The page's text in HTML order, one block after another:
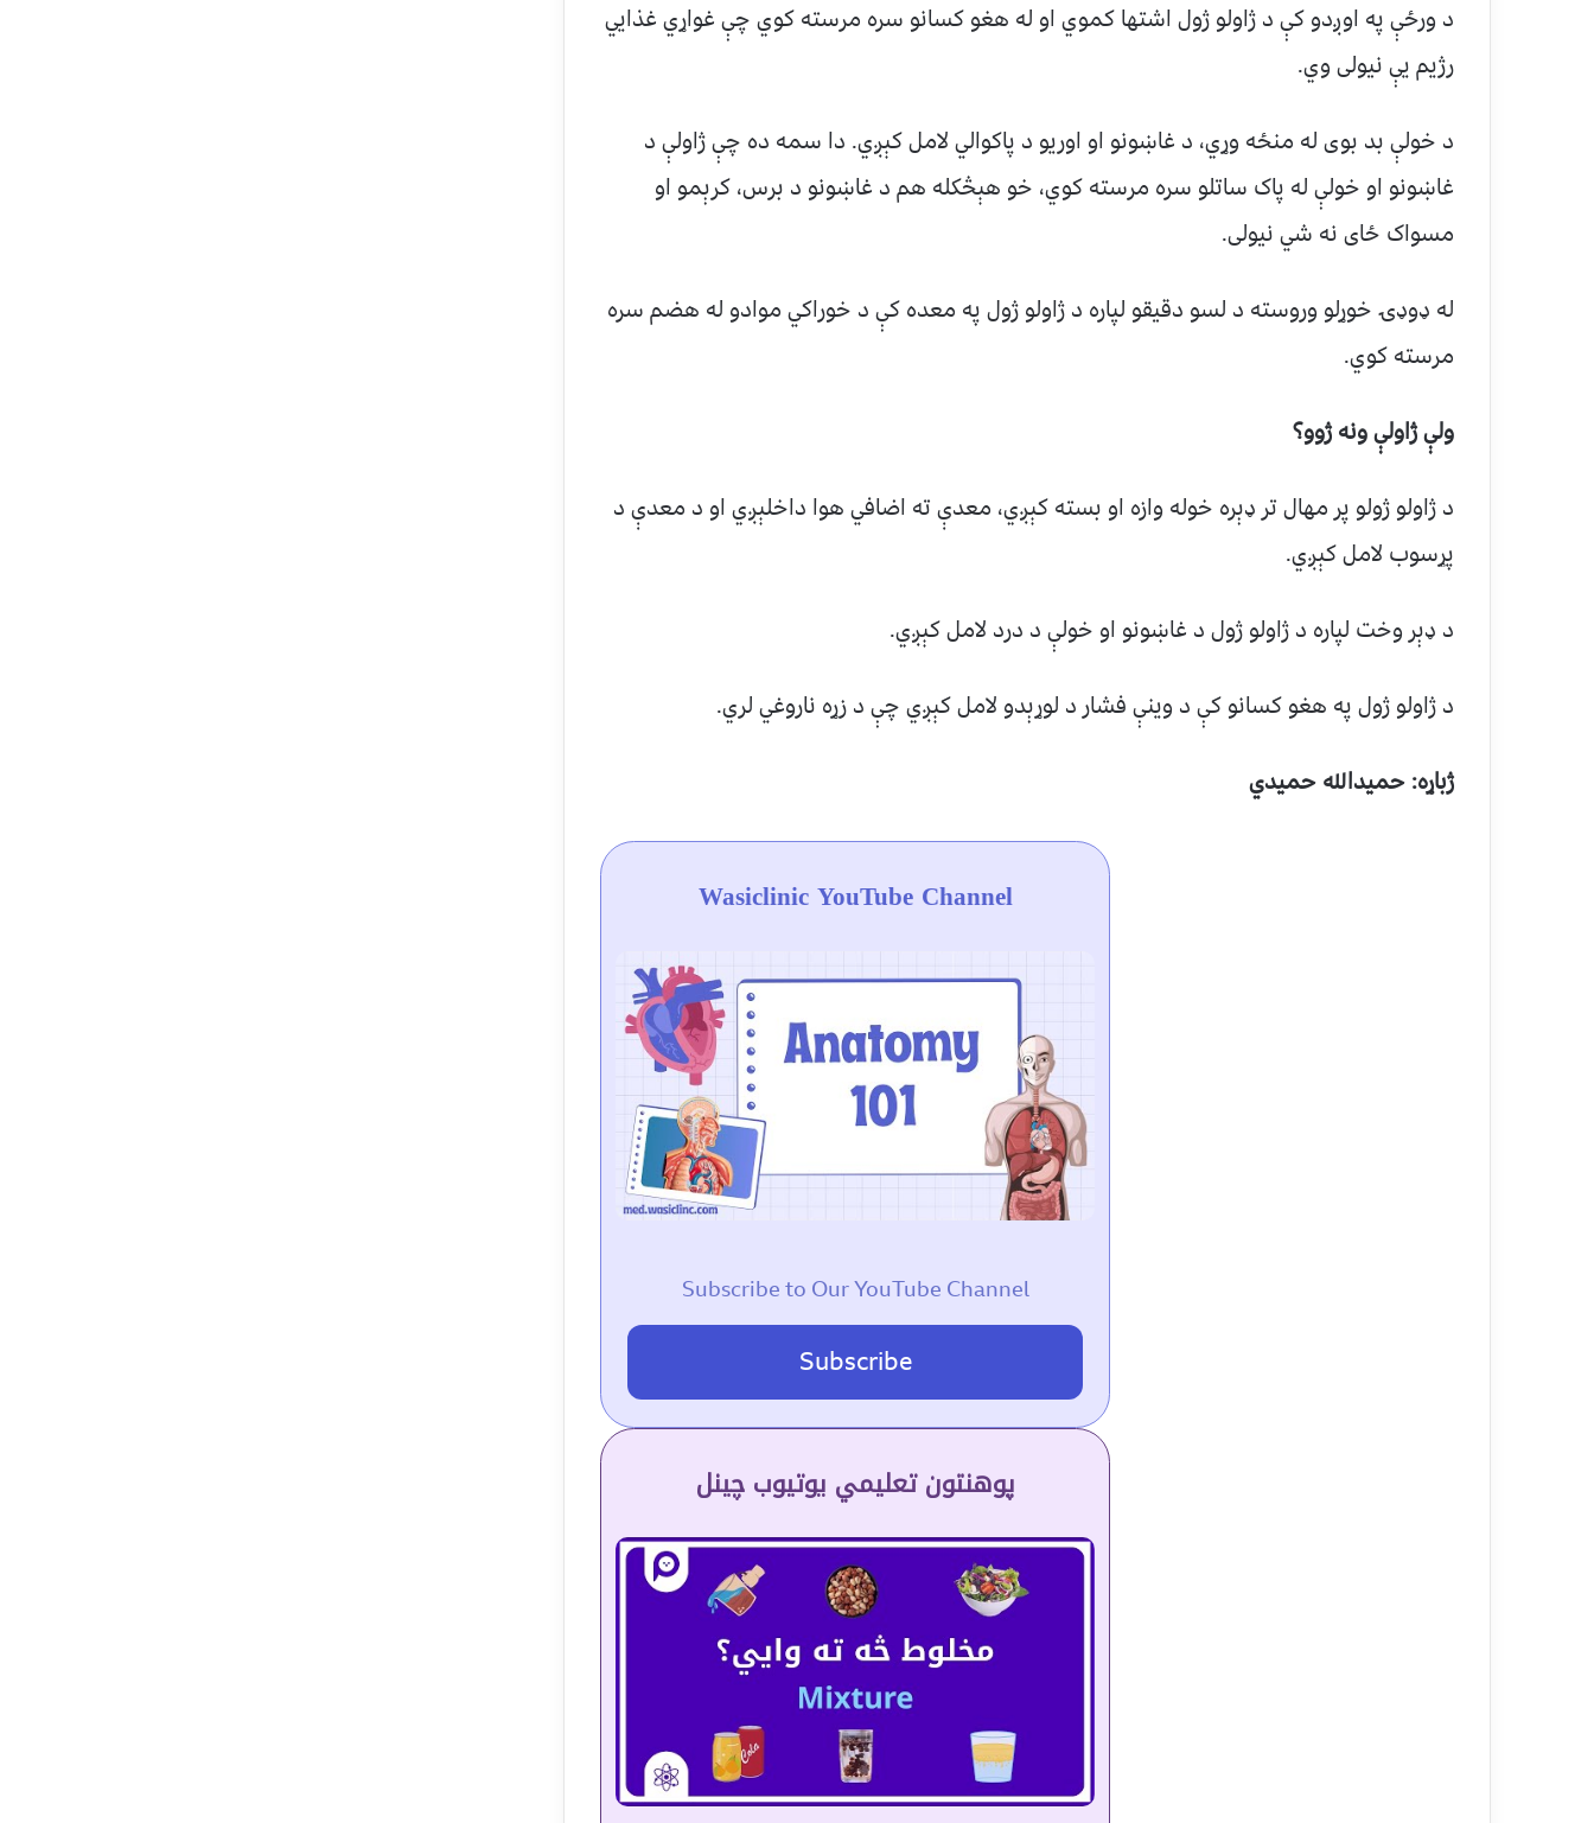
د ورځې په اوږدو کې د ژاولو ژول اشتها کموي او له هغو کسانو سره مرسته کوي چې غواړي غذایي
رژیم یې نیولی وي.
د خولې بد بوی له منځه وړي، د غاښونو او اوریو د پاکوالي لامل کېږي. دا سمه ده چې ژاولې د
غاښونو او خولې له پاک ساتلو سره مرسته کوي، خو هېڅکله هم د غاښونو د برس، کرېمو او
مسواک ځای نه شي نیولی.
له ډوډۍ خوړلو وروسته د لسو دقیقو لپاره د ژاولو ژول په معده کې د خوراکي موادو له هضم سره
مرسته کوي.
ولې ژاولې ونه ژوو؟
د ژاولو ژولو پر مهال تر ډېره خوله وازه او بسته کېږي، معدې ته اضافي هوا داخلېږي او د معدې د
پړسوب لامل کېږي.
د ډېر وخت لپاره د ژاولو ژول د غاښونو او خولې د درد لامل کېږي.
د ژاولو ژول په هغو کسانو کې د وینې فشار د لوړېدو لامل کېږي چې د زړه ناروغي لري.
ژباړه: حمیدالله حمیدي
Wasiclinic YouTube Channel
Subscribe to Our YouTube Channel
Subscribe
پوهنتون تعلیمي یوتیوب چینل